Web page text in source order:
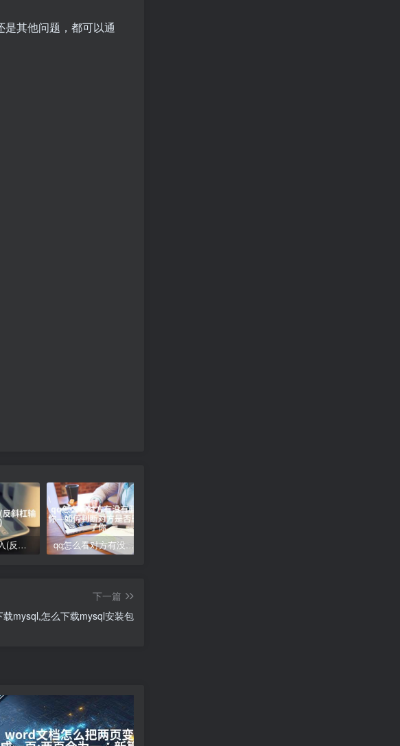
其他问题，都可以通
反斜杠怎么输入(反斜杠输入技巧) qq怎么看对方有没有删除你—如何判断对方是否删除了你
下一篇
载mysql,怎么下载mysql安装包